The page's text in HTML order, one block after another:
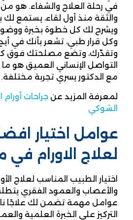
في رحلة العلاج والشفاء. هو
والثقة منذ أول لقاء، يستمع لك
ويشرح لك كل خطوة بخبرة
وكل قرار طبي، تشعر بأنك في
وتقدّرك، وتضع مصلحتك فوق كل
التواصل الإنساني العميق هو
مع الدكتور يسري تجربة مختلفة.
لمعرفة المزيد عنجراحات
الشوكي
عوامل اختيار
لعلاج الاورام
اختيار الطبيب المناسب لعلاج
والأعصاب والعمود الفقري
عوامل مهمة تضمن لك علاجًا
التركيز على الخبرة العلمية